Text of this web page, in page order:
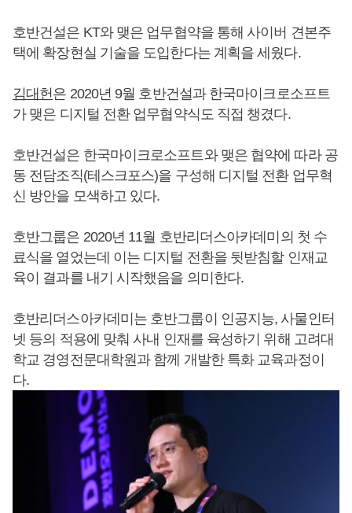
호반건설은 KT와 맺은 업무협약을 통해 사이버 견본주
택에 확장현실 기술을 도입한다는 계획을 세웠다.
김대헌은 2020년 9월 호반건설과 한국마이크로소프트
가 맺은 디지털 전환 업무협약식도 직접 챙겼다.
호반건설은 한국마이크로소프트와 맺은 협약에 따라 공
동 전담조직(테스크포스)을 구성해 디지털 전환 업무혁
신 방안을 모색하고 있다.
호반그룹은 2020년 11월 호반리더스아카데미의 첫 수
료식을 열었는데 이는 디지털 전환을 뒷받침할 인재교
육이 결과를 내기 시작했음을 의미한다.
호반리더스아카데미는 호반그룹이 인공지능, 사물인터
넷 등의 적용에 맞춰 사내 인재를 육성하기 위해 고려대
학교 경영전문대학원과 함께 개발한 특화 교육과정이
다.